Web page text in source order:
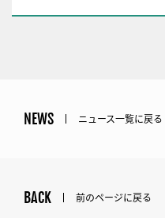
NEWS ニュース一覧に戻る
BACK 前のページに戻る